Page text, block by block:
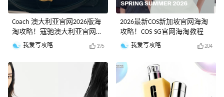
Coach 澳大利亚官网2026版海
淘攻略！寇驰澳大利亚官网最
新海淘教程
我爱写攻略 195
2026最新COS新加坡官网海淘
攻略！COS SG官网海淘教程
我爱写攻略 204